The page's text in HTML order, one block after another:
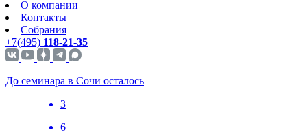
О компании
Контакты
Собрания
+7(495) 118-21-35
До семинара в Сочи осталось
3
6